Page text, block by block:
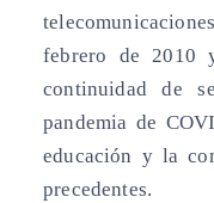
febrero de 2010
continuidad de
pandemia de
educación y la
precedentes.